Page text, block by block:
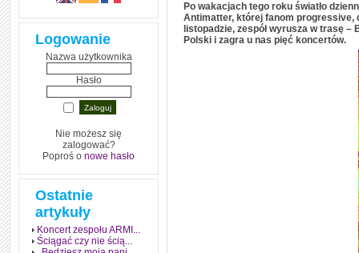
Logowanie
Nazwa użytkownika
Hasło
Nie możesz się
zalogować?
Poproś o nowe hasło
Ostatnie
artykuły
Koncert zespołu ARMI...
Ściągać czy nie ścią...
Po wakacjach tego roku światło
Antimatter, której fanom progressive,
listopadzie, zespół wyrusza w trasę
Polski i zagra u nas pięć koncertów.